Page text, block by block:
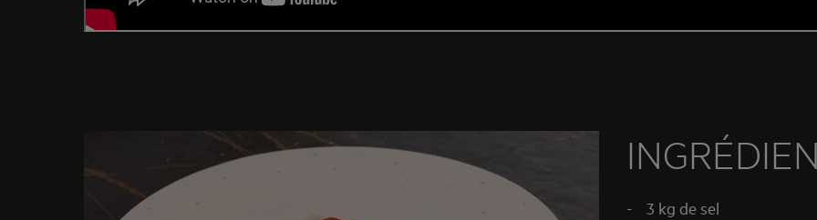
- 3 kg de sel